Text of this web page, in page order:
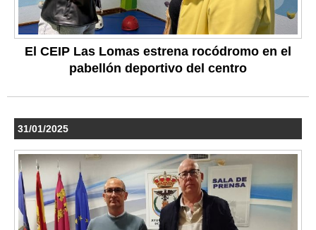
El CEIP Las Lomas estrena rocódromo en el
pabellón deportivo del centro
31/01/2025